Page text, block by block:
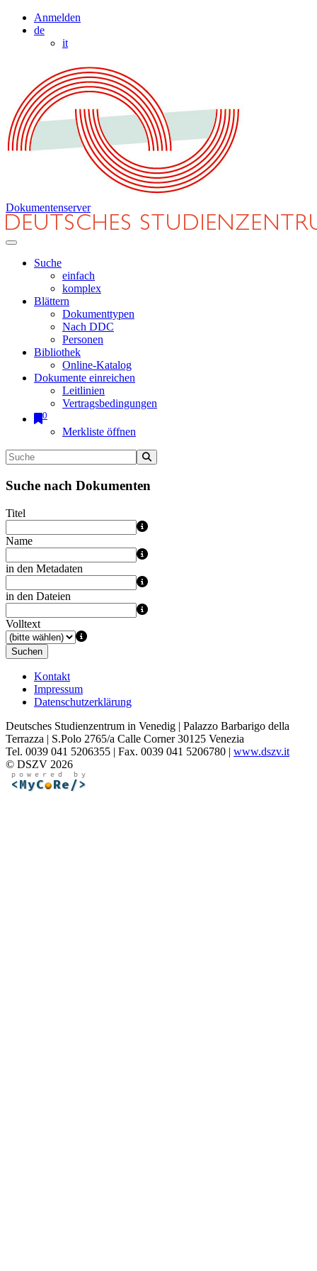
Anmelden
de
it
Dokumentenserver
Suche
einfach
komplex
Blättern
Dokumenttypen
Nach DDC
Personen
Bibliothek
Online-Katalog
Dokumente einreichen
Leitlinien
Vertragsbedingungen
0
Merkliste öffnen
Suche nach Dokumenten
Titel
Name
in den Metadaten
in den Dateien
Volltext
Suchen
Kontakt
Impressum
Datenschutzerklärung
Deutsches Studienzentrum in Venedig | Palazzo Barbarigo della
Terrazza | S.Polo 2765/a Calle Corner 30125 Venezia
Tel. 0039 041 5206355 | Fax. 0039 041 5206780 | www.dszv.it
© DSZV 2026